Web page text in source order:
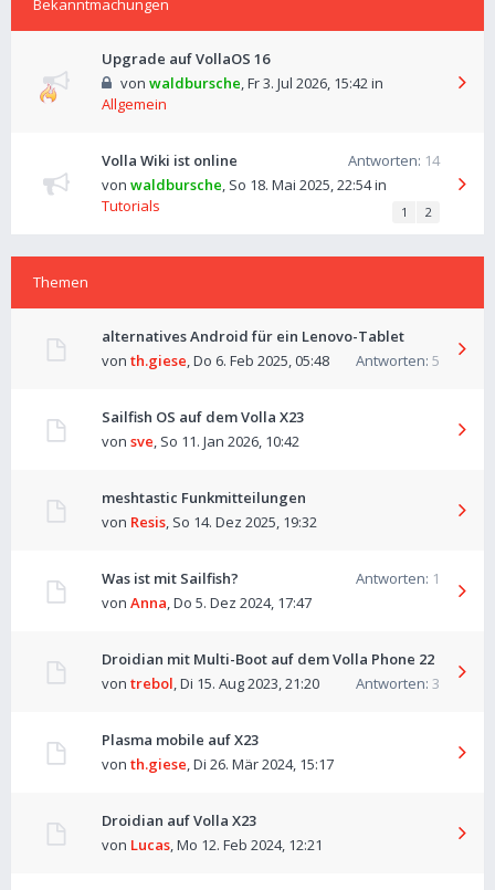
Bekanntmachungen
Upgrade auf VollaOS 16
von waldbursche,Fr 3. Jul 2026, 15:42in
Allgemein
Volla Wiki ist online Antworten: 14
von waldbursche, So 18. Mai 2025, 22:54in
Tutorials
1 2
Themen
alternatives Android für ein Lenovo-Tablet
Antworten: 5
von th.giese,Do 6. Feb 2025, 05:48
Sailfish OS auf dem Volla X23
von sve, So 11. Jan 2026, 10:42
meshtastic Funkmitteilungen
von Resis, So 14. Dez 2025, 19:32
Was ist mit Sailfish? Antworten: 1
von Anna,Do 5. Dez 2024, 17:47
Droidian mit Multi-Boot auf dem Volla Phone 22
Antworten: 3
von trebol,Di 15. Aug 2023, 21:20
Plasma mobile auf X23
von th.giese,Di 26. Mär 2024, 15:17
Droidian auf Volla X23
von Lucas,Mo 12. Feb 2024, 12:21